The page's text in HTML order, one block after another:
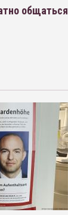
общаться